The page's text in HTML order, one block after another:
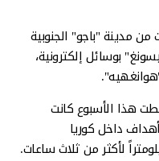
مدينة "باجو" الجنوبية
بوسائل إلكترونية،
هذا الأسبوع كانت
داخل كوريا